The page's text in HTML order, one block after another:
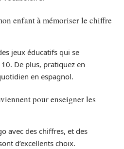
enfant à mémoriser le chiffre
jeux éducatifs qui se
De plus, pratiquez en
en espagnol.
pour enseigner les
avec des chiffres, et des
d’excellents choix.